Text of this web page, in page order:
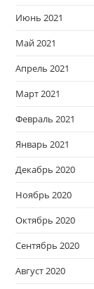
Июнь 2021
Май 2021
Апрель 2021
Март 2021
Февраль 2021
Январь 2021
Декабрь 2020
Ноябрь 2020
Октябрь 2020
Сентябрь 2020
Август 2020